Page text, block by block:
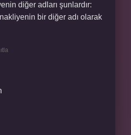
diğer adları şunlardır:
bir diğer adı olarak